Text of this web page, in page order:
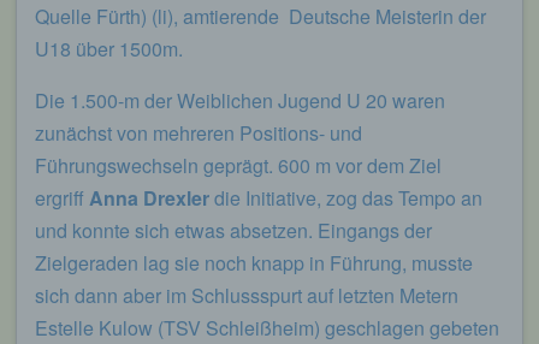
Quelle Fürth) (li), amtierende Deutsche Meisterin der
U18 über 1500m.
Die 1.500-m der Weiblichen Jugend U 20 waren
zunächst von mehreren Positions- und
Führungswechseln geprägt. 600 m vor dem Ziel
ergriff Anna Drexlerdie Initiative, zog das Tempo an
und konnte sich etwas absetzen. Eingangs der
Zielgeraden lag sie noch knapp in Führung, musste
sich dann aber im Schlussspurt auf letzten Metern
Estelle Kulow (TSV Schleißheim) geschlagen gebeten